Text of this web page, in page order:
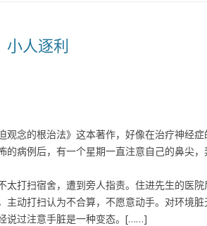
小人逐利
观念的根治法》这本著作，好像在治疗神经症
的病例后，有一个星期一直注意自己的鼻尖，
太打扫宿舍，遭到旁人指责。住进先生的医
主动打扫认为不合算，不愿意动手。对环境
说过注意手脏是一种变态。[……]